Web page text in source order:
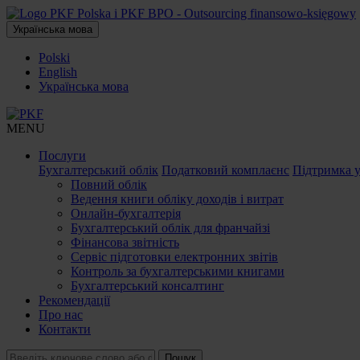
Українська мова
Polski
English
Українська мова
MENU
Послуги
Бухгалтерський облік Податковий комплаєнс Підтримка
Повний облік
Ведення книги обліку доходів і витрат
Онлайн-бухгалтерія
Бухгалтерський облік для франчайзі
Фінансова звітність
Сервіс підготовки електронних звітів
Контроль за бухгалтерськими книгами
Бухгалтерський консалтинг
Рекомендації
Про нас
Контакти